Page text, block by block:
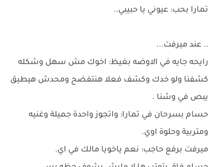
تمارا بحب: عيوني يا حبيبي..
.. عند ميرفت...
رايحه جايه في الاوضه بغيظ: اخوك مش سهل وشكله
كشفنا ولو خدك وكشف فعلا هنتفضح ومحدش هيطيق
يبص في وشنا .
حسام بسرحان في تمارا: واتجوز واحدة جميلة وغنيه
ومتربية وحلوة اوي.
ميرفت برفع حاجب: نعم ياخويا مالك في اي.